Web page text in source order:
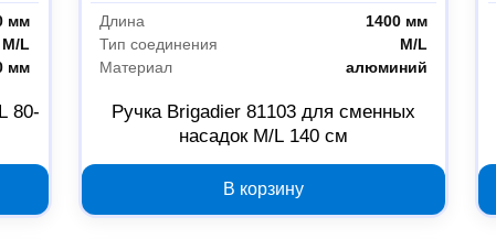
мм
M/L
мм
80-
Длина
1400 мм
Тип соединения
M/L
Материал
алюминий
Ручка Brigadier 81103 для сменных
насадок M/L 140 см
В корзину